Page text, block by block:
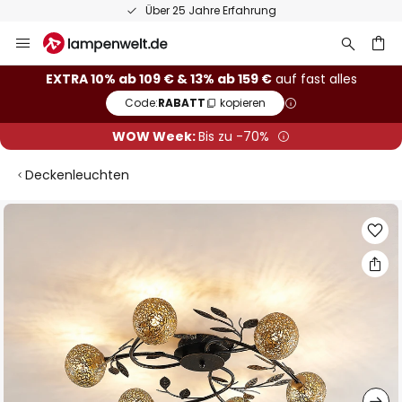
Über 25 Jahre Erfahrung
Inhalt
springen
EXTRA 10% ab 109 € & 13% ab 159 €auf fast alles
Code:RABATT kopieren
WOW Week:Bis zu -70%
Deckenleuchten
Zum